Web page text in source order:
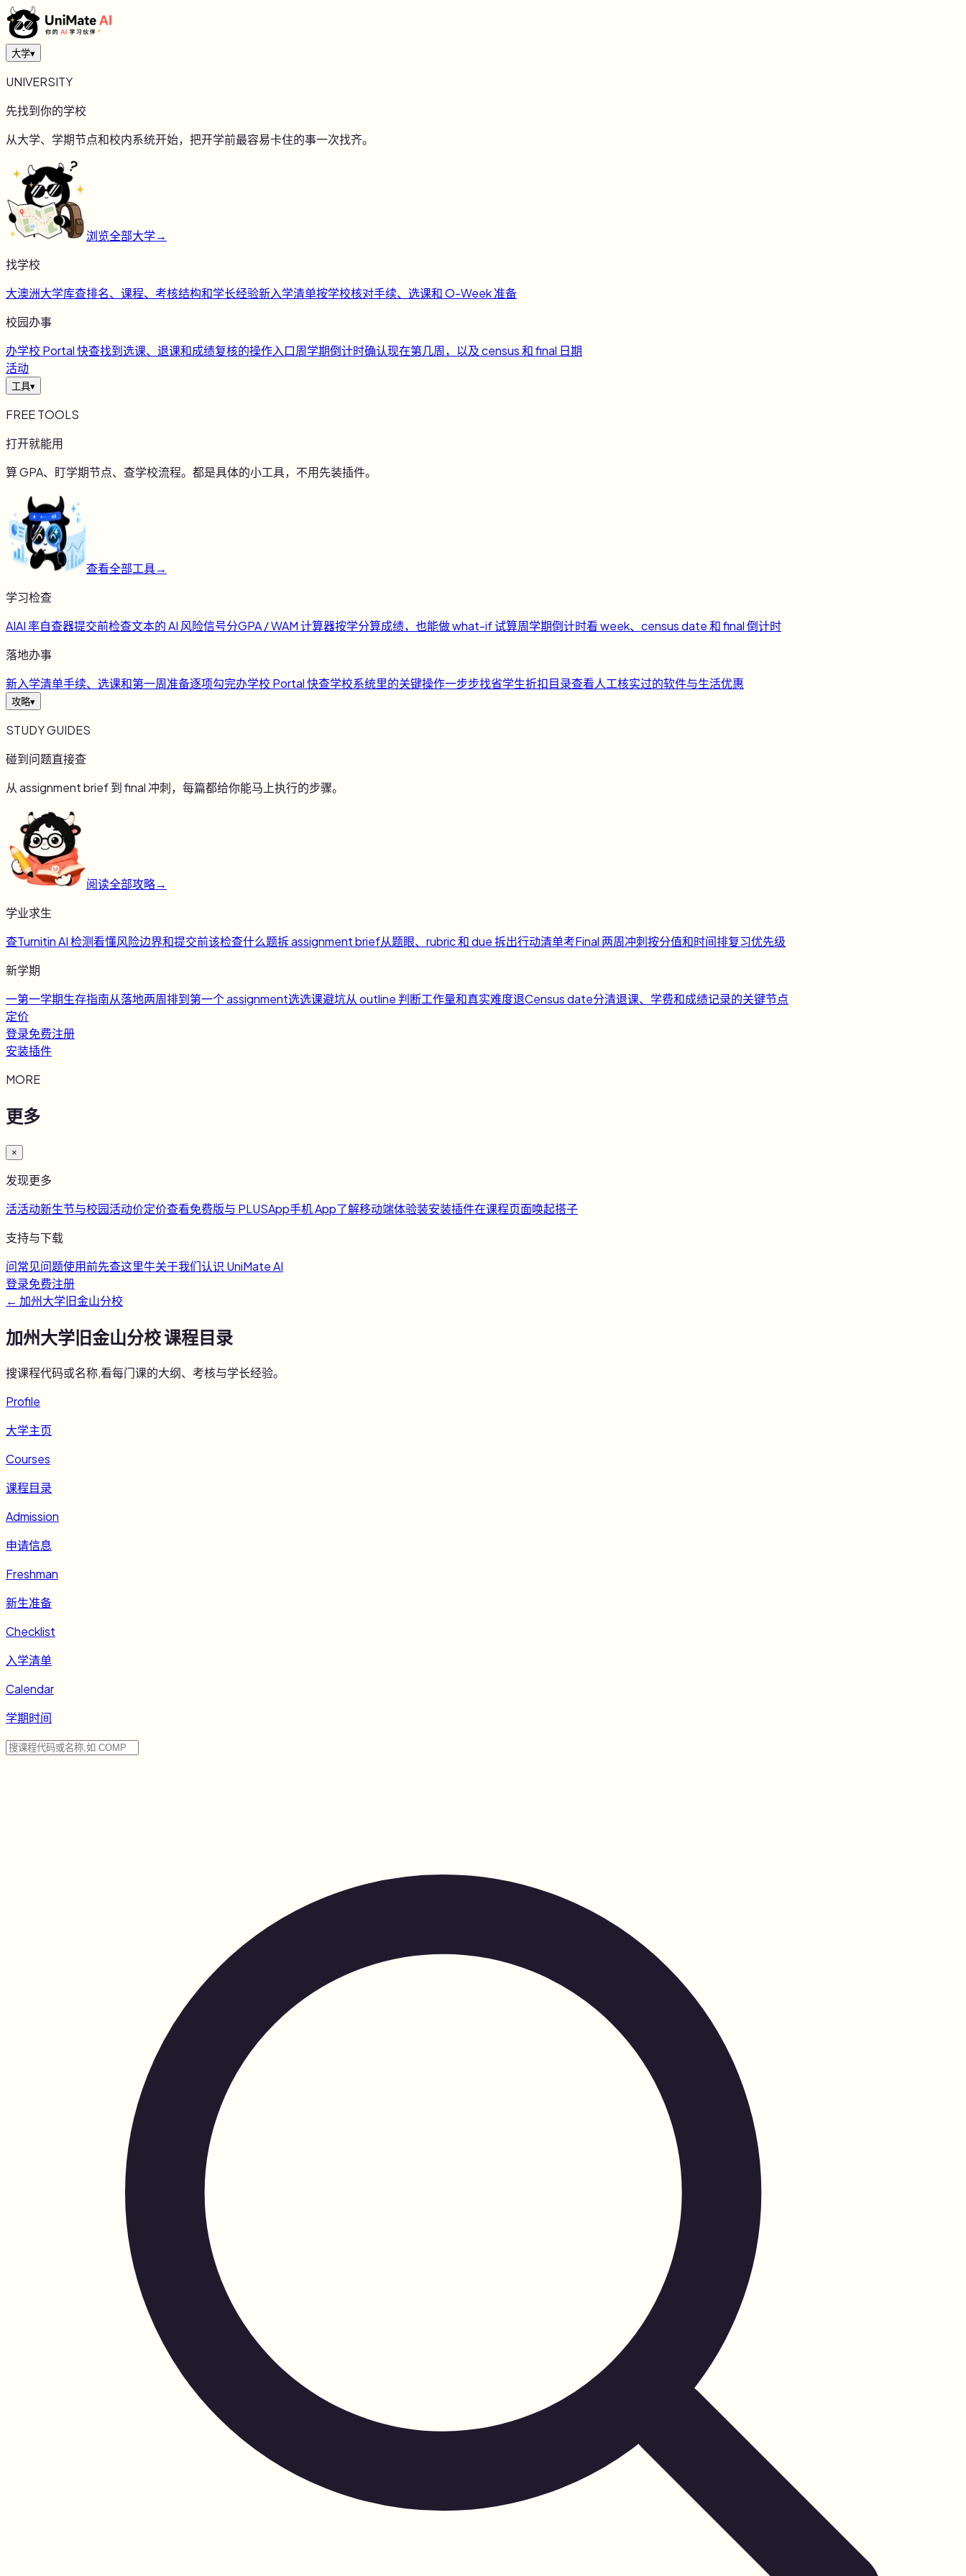
大学▾
UNIVERSITY
先找到你的学校
从大学、学期节点和校内系统开始，把开学前最容易卡住的事一次找齐。
浏览全部大学→
找学校
大澳洲大学库查排名、课程、考核结构和学长经验新入学清单按学校核对手续、选课和 O-Week 准备
校园办事
办学校 Portal 快查找到选课、退课和成绩复核的操作入口周学期倒计时确认现在第几周，以及 census 和 final 日期
活动
工具▾
FREE TOOLS
打开就能用
算 GPA、盯学期节点、查学校流程。都是具体的小工具，不用先装插件。
查看全部工具→
学习检查
AIAI 率自查器提交前检查文本的 AI 风险信号分GPA / WAM 计算器按学分算成绩，也能做 what-if 试算周学期倒计时看 week、census date 和 final 倒计时
落地办事
新入学清单手续、选课和第一周准备逐项勾完办学校 Portal 快查学校系统里的关键操作一步步找省学生折扣目录查看人工核实过的软件与生活优惠
攻略▾
STUDY GUIDES
碰到问题直接查
从 assignment brief 到 final 冲刺，每篇都给你能马上执行的步骤。
阅读全部攻略→
学业求生
查Turnitin AI 检测看懂风险边界和提交前该检查什么题拆 assignment brief从题眼、rubric 和 due 拆出行动清单考Final 两周冲刺按分值和时间排复习优先级
新学期
一第一学期生存指南从落地两周排到第一个 assignment选选课避坑从 outline 判断工作量和真实难度退Census date分清退课、学费和成绩记录的关键节点
定价
登录免费注册
安装插件
MORE
更多
×
发现更多
活活动新生节与校园活动价定价查看免费版与 PLUSApp手机 App了解移动端体验装安装插件在课程页面唤起搭子
支持与下载
问常见问题使用前先查这里牛关于我们认识 UniMate AI
登录免费注册
← 加州大学旧金山分校
加州大学旧金山分校课程目录
搜课程代码或名称,看每门课的大纲、考核与学长经验。
Profile
大学主页
Courses
课程目录
Admission
申请信息
Freshman
新生准备
Checklist
入学清单
Calendar
学期时间